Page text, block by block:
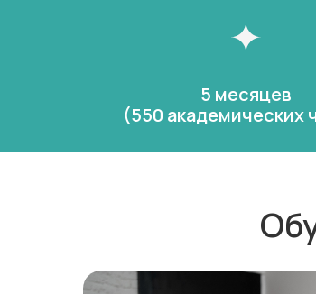
5 месяцев
(550 академических